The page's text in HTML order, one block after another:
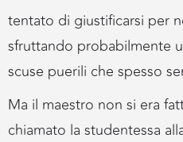
tentato di giustificarsi per
sfruttando probabilmente
scuse puerili che spesso
Ma il maestro non si era
chiamato la studentessa